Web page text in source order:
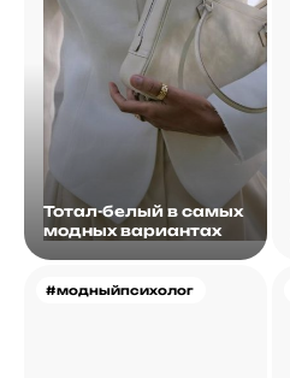
Тотал-белый в самых
модных вариантах
#модныйпсихолог